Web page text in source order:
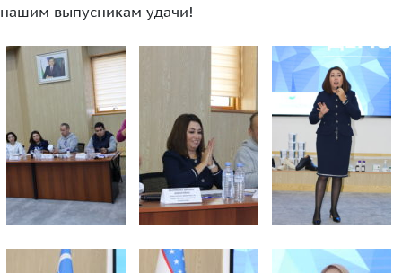
нашим выпусникам удачи!